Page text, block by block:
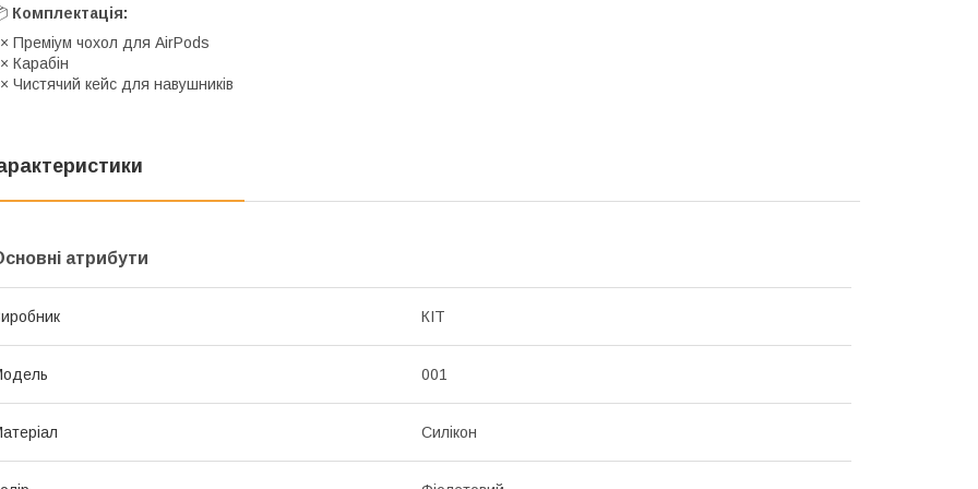
Комплектація:
Преміум чохол для AirPods
Карабін
Чистячий кейс для навушників
атрибути
КІТ
001
Силікон